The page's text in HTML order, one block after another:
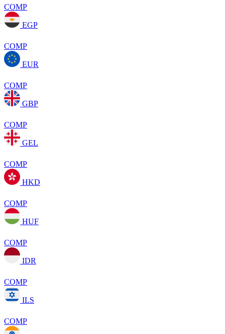
COMP
EGP
COMP
EUR
COMP
GBP
COMP
GEL
COMP
HKD
COMP
HUF
COMP
IDR
COMP
ILS
COMP